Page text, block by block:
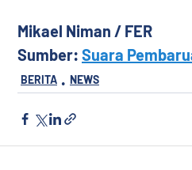
Mikael Niman / FER
Sumber: Suara
BERITA NEWS